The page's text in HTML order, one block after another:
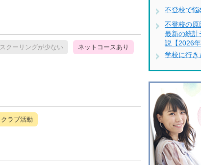
スクーリングが少ない ネットコースあり
クラブ活動
不登校で悩
不登校の原
最新の統計
説【2026年
学校に行き